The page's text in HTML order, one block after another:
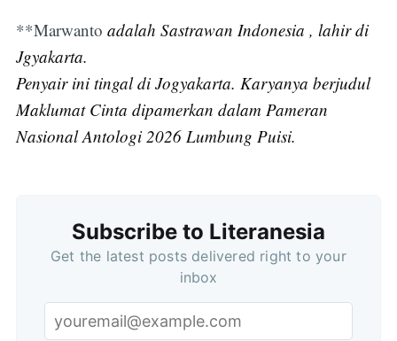
**Marwanto adalah Sastrawan Indonesia , lahir di
Jgyakarta.
Penyair ini tingal di Jogyakarta. Karyanya berjudul
Maklumat Cinta dipamerkan dalam Pameran
Nasional Antologi 2026 Lumbung Puisi.
Subscribe to Literanesia
Get the latest posts delivered right to your
inbox
Subscribe